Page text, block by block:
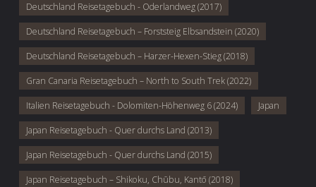
Deutschland Reisetagebuch - Oderlandweg (2017)
Deutschland Reisetagebuch – Forststeig Elbsandstein (2020)
Deutschland Reisetagebuch – Harzer-Hexen-Stieg (2018)
Gran Canaria Reisetagebuch – North to South Trek (2022)
Italien Reisetagebuch - Dolomiten-Höhenweg 6 (2024) Japan
Japan Reisetagebuch - Quer durchs Land (2013)
Japan Reisetagebuch - Quer durchs Land (2015)
Japan Reisetagebuch – Shikoku, Chūbu, Kantō (2018)